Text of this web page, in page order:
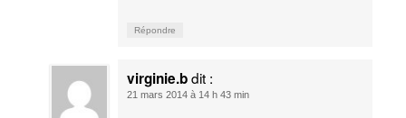
Répondre
virginie.bdit :
21 mars 2014 à 14 h 43 min